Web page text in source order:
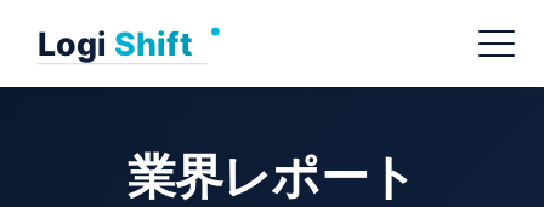
content
Menu
業界レポート